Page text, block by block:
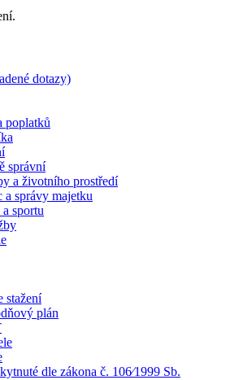
dotazy)
poplatků
správní
a životního prostředí
a správy majetku
sportu
stažení
plán
dle zákona č. 106⁄1999 Sb.